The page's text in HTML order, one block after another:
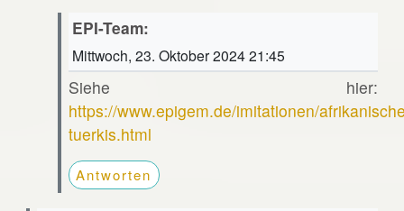
EPI-Team:
Mittwoch, 23. Oktober 2024 21:45
Siehe hier:
https://www.epigem.de/imitationen/
tuerkis.html
Antworten